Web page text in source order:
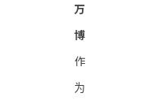
万
博
作
为